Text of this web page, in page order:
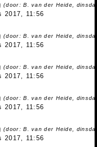
(door: B. van der Heide,
2017, 11:56
(door: B. van der Heide,
2017, 11:56
(door: B. van der Heide,
2017, 11:56
(door: B. van der Heide,
2017, 11:56
(door: B. van der Heide,
2017, 11:56